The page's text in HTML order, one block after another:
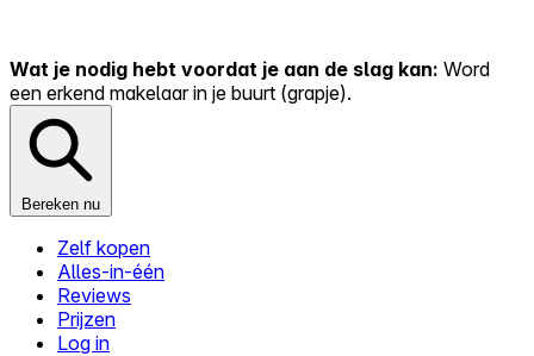
Wat je nodig hebt voordat je aan de slag kan: Word
een erkend makelaar in je buurt (grapje).
Bereken nu
Zelf kopen
Alles-in-één
Reviews
Prijzen
Log in